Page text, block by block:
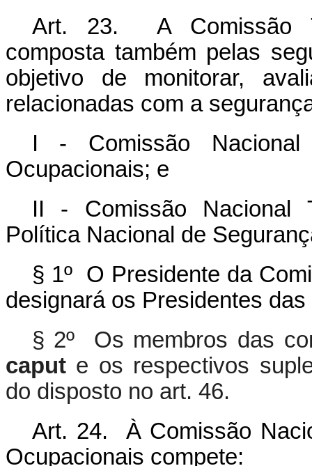
Art. 23. A Comissão
composta também pelas
objetivo de monitorar,
relacionadas com a
I - Comissão Nacional
Ocupacionais; e
II - Comissão Nacional
Política Nacional de
§ 1º O Presidente da
designará os Presidentes
§ 2º Os membros das
caput e os respectivos
do disposto no art. 46.
Art. 24. À Comissão
Ocupacionais compete: